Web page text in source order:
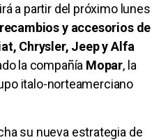
a partir del próximo lunes
y accesorios de
Chrysler, Jeep y Alfa
la compañía Mopar, la
italo-norteamerciano
su nueva estrategia de